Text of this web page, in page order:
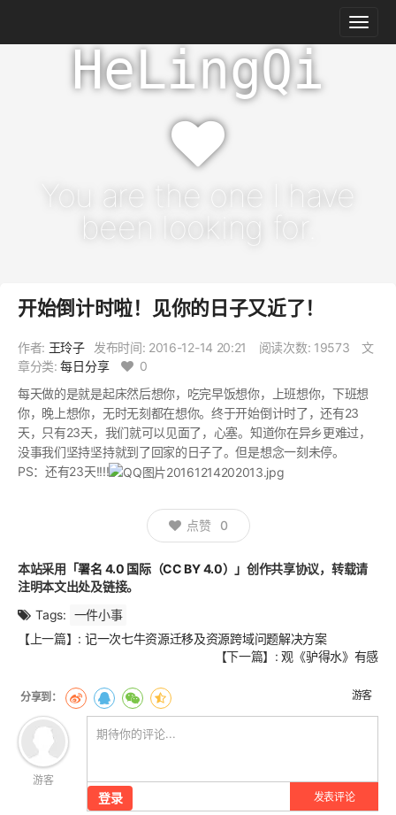
HeLingQi
You are the one I have
been looking for.
开始倒计时啦！见你的日子又近了！
作者: 王玲子 发布时间: 2016-12-14 20:21 阅读次数: 19573
文
章分类:每日分享
0
每天做的是就是起床然后想你，吃完早饭想你，上班想你，下班想
你，晚上想你，无时无刻都在想你。终于开始倒计时了，还有23
天，只有23天，我们就可以见面了，心塞。知道你在异乡更难过，
没事我们坚持坚持就到了回家的日子了。但是想念一刻未停。
PS：还有23天!!!!
点赞 0
本站采用 「署名 4.0 国际（CC BY 4.0）」创作共享协议，转载请
注明本文出处及链接。
Tags: 一件小事
文
【上一篇】: 记一次七牛资源迁移及资源跨域问题解决方案
【下一篇】:观《驴得水》有感
游客
游客
登录 发表评论